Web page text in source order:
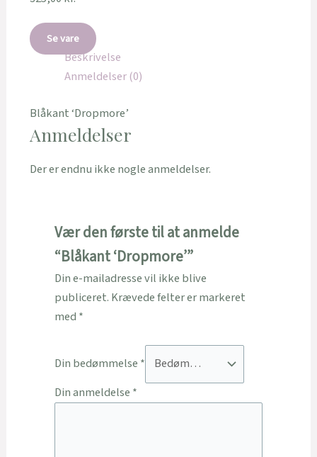
Se vare
Beskrivelse
Anmeldelser (0)
Blåkant ‘Dropmore’
Anmeldelser
Der er endnu ikke nogle anmeldelser.
Vær den første til at anmelde
“Blåkant ‘Dropmore’”
Din e-mailadresse vil ikke blive
publiceret. Krævede felter er markeret
med *
Din bedømmelse *
Din anmeldelse *